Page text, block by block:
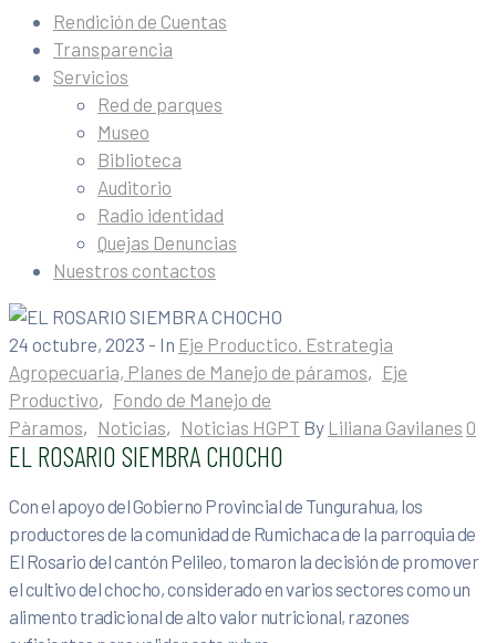
Rendición de Cuentas
Transparencia
Servicios
Red de parques
Museo
Biblioteca
Auditorio
Radio identidad
Quejas Denuncias
Nuestros contactos
24 octubre, 2023 - In Eje Productico. Estrategia
Agropecuaria, Planes de Manejo de páramos‚ Eje
Productivo‚ Fondo de Manejo de
Pàramos‚ Noticias‚ Noticias HGPT By Liliana Gavilanes 0
EL ROSARIO SIEMBRA CHOCHO
Con el apoyo del Gobierno Provincial de Tungurahua, los
productores de la comunidad de Rumichaca de la parroquia de
El Rosario del cantón Pelileo, tomaron la decisión de promover
el cultivo del chocho, considerado en varios sectores como un
alimento tradicional de alto valor nutricional, razones